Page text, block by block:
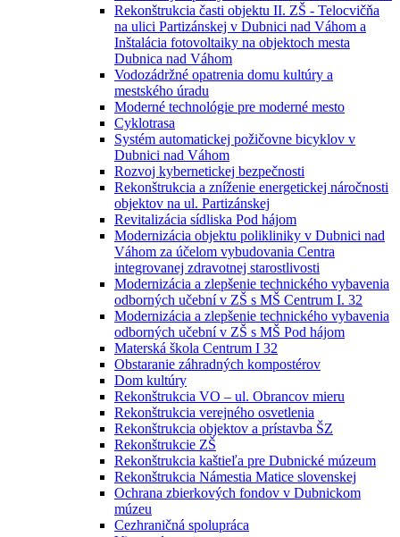
Rekonštrukcia časti objektu II. ZŠ - Telocvičňa
na ulici Partizánskej v Dubnici nad Váhom a
Inštalácia fotovoltaiky na objektoch mesta
Dubnica nad Váhom
Vodozádržné opatrenia domu kultúry a
mestského úradu
Moderné technológie pre moderné mesto
Cyklotrasa
Systém automatickej požičovne bicyklov v
Dubnici nad Váhom
Rozvoj kybernetickej bezpečnosti
Rekonštrukcia a zníženie energetickej náročnosti
objektov na ul. Partizánskej
Revitalizácia sídliska Pod hájom
Modernizácia objektu polikliniky v Dubnici nad
Váhom za účelom vybudovania Centra
integrovanej zdravotnej starostlivosti
Modernizácia a zlepšenie technického vybavenia
odborných učební v ZŠ s MŠ Centrum I. 32
Modernizácia a zlepšenie technického vybavenia
odborných učební v ZŠ s MŠ Pod hájom
Materská škola Centrum I 32
Obstaranie záhradných kompostérov
Dom kultúry
Rekonštrukcia VO – ul. Obrancov mieru
Rekonštrukcia verejného osvetlenia
Rekonštrukcia objektov a prístavba ŠZ
Rekonštrukcie ZŠ
Rekonštrukcia kaštieľa pre Dubnické múzeum
Rekonštrukcia Námestia Matice slovenskej
Ochrana zbierkových fondov v Dubnickom
múzeu
Cezhraničná spolupráca